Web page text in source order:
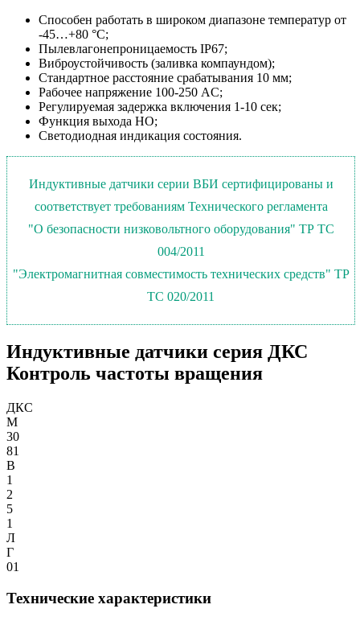
Способен работать в широком диапазоне температур от
-45…+80 °С;
Пылевлагонепроницаемость IP67;
Виброустойчивость (заливка компаундом);
Стандартное расстояние срабатывания 10 мм;
Рабочее напряжение 100-250 AC;
Регулируемая задержка включения 1-10 сек;
Функция выхода НО;
Светодиодная индикация состояния.
Индуктивные датчики серии ВБИ сертифицированы и
соответствует требованиям Технического регламента
"О безопасности низковольтного оборудования" ТР ТС
004/2011
"Электромагнитная совместимость технических средств" ТР
ТС 020/2011
Индуктивные датчики серия ДКС
Контроль частоты вращения
ДКС
М
30
81
В
1
2
5
1
Л
Г
01
Технические характеристики